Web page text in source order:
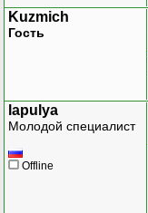
Kuzmich
Гость
lapulya
Молодой специалист
Offline